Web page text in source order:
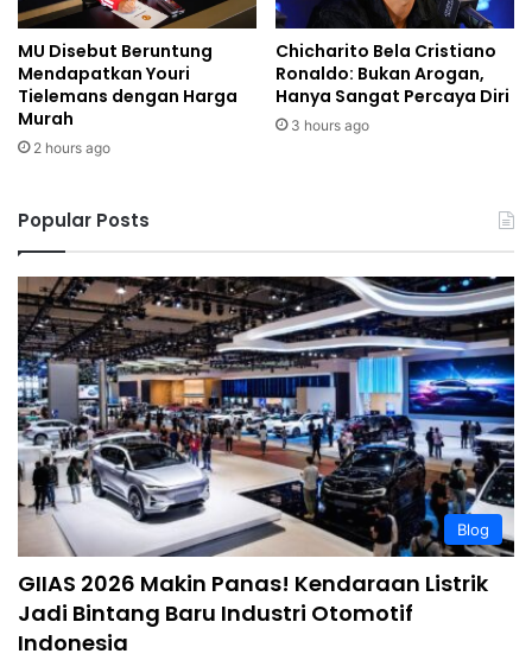
MU Disebut Beruntung
Mendapatkan Youri
Tielemans dengan Harga
Murah
2 hours ago
Chicharito Bela Cristiano
Ronaldo: Bukan Arogan,
Hanya Sangat Percaya Diri
3 hours ago
Popular Posts
Blog
GIIAS 2026 Makin Panas! Kendaraan Listrik
Jadi Bintang Baru Industri Otomotif
Indonesia